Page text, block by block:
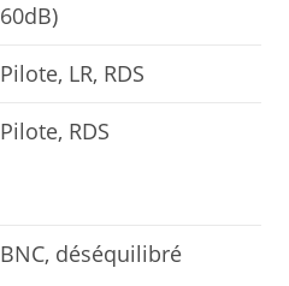
60dB)
Pilote, LR, RDS
Pilote, RDS
BNC, déséquilibré